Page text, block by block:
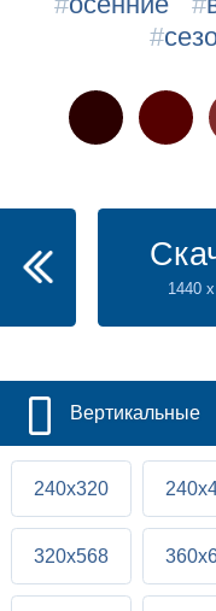
#
1440
Вертикальные
240x320
320x568